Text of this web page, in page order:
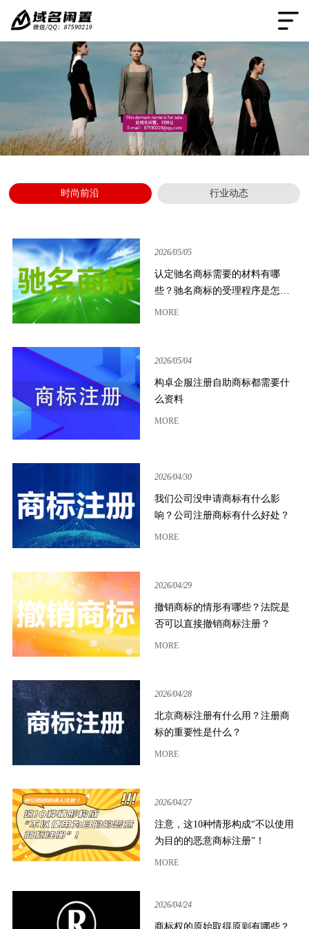
时尚前沿 行业动态
2026/05/05
认定驰名商标需要的材料有哪
些？驰名商标的受理程序是怎样
的？
MORE
2026/05/04
构卓企服注册自助商标都需要什
么资料
MORE
2026/04/30
我们公司没申请商标有什么影
响？公司注册商标有什么好处？
MORE
2026/04/29
撤销商标的情形有哪些？法院是
否可以直接撤销商标注册？
MORE
2026/04/28
北京商标注册有什么用？注册商
标的重要性是什么？
MORE
2026/04/27
注意，这10种情形构成“不以使用
为目的的恶意商标注册”！
MORE
2026/04/24
商标权的原始取得原则有哪些？